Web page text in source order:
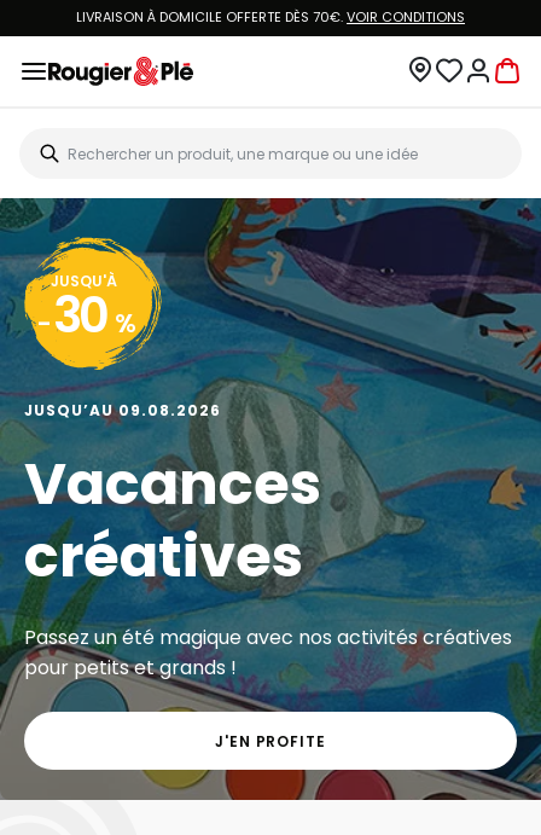
LIVRAISON À DOMICILE OFFERTE DÈS 70€.VOIR CONDITIONS
JUSQU'À
- 30 %
JUSQU’AU 09.08.2026
Vacances
créatives
Passez un été magique avec nos activités créatives
pour petits et grands !
J'EN PROFITE